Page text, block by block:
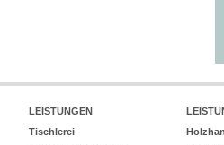
LEISTUNGEN
Tischlerei